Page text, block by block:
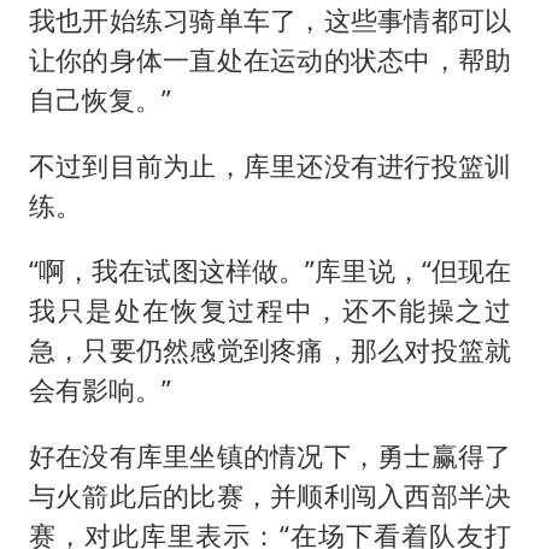
我也开始练习骑单车了，这些事情都可以
让你的身体一直处在运动的状态中，帮助
自己恢复。”
不过到目前为止，库里还没有进行投篮训
练。
“啊，我在试图这样做。”库里说，“但现在
我只是处在恢复过程中，还不能操之过
急，只要仍然感觉到疼痛，那么对投篮就
会有影响。”
好在没有库里坐镇的情况下，勇士赢得了
与火箭此后的比赛，并顺利闯入西部半决
赛，对此库里表示：“在场下看着队友打